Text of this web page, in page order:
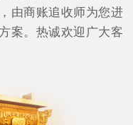
由商账追收师为您进
案。热诚欢迎广大客